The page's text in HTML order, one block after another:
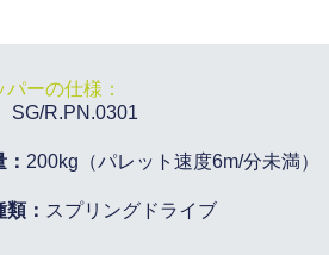
ーの仕様：
SG/R.PN.0301
：200kg（パレット速度6m/分未満）
： スプリングドライブ